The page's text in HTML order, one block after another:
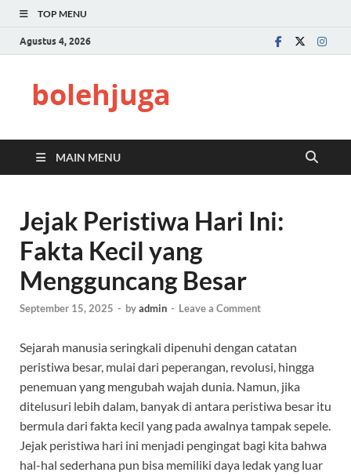
TOP MENU
Agustus 4, 2026
bolehjuga
MAIN MENU
Jejak Peristiwa Hari Ini:
Fakta Kecil yang
Mengguncang Besar
September 15, 2025 - byadmin - Leave a Comment
Sejarah manusia seringkali dipenuhi dengan catatan
peristiwa besar, mulai dari peperangan, revolusi, hingga
penemuan yang mengubah wajah dunia. Namun, jika
ditelusuri lebih dalam, banyak di antara peristiwa besar itu
bermula dari fakta kecil yang pada awalnya tampak sepele.
Jejak peristiwa hari ini menjadi pengingat bagi kita bahwa
hal-hal sederhana pun bisa memiliki daya ledak yang luar